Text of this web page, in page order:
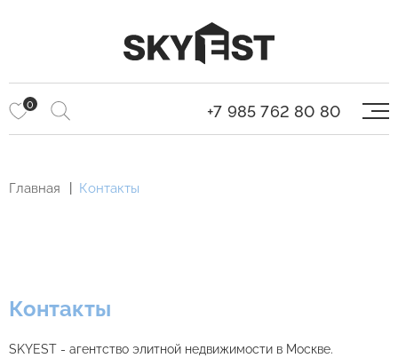
0 +7 985 762 80 80
Главная Контакты
Контакты
SKYEST - агентство элитной недвижимости в Москве.